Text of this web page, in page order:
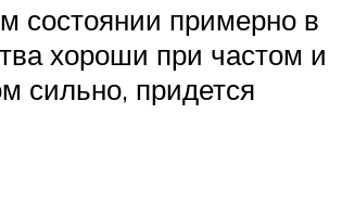
состоянии примерно в
хороши при частом и
сильно, придется